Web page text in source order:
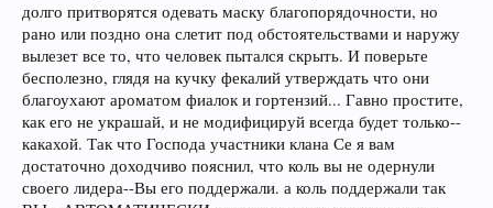
долго притворятся одевать маску благопорядочности, но
рано или поздно она слетит под обстоятельствами и наружу
вылезет все то, что человек пытался скрыть. И поверьте
бесполезно, глядя на кучку фекалий утверждать что они
благоухают ароматом фиалок и гортензий... Гавно простите,
как его не украшай, и не модифицируй всегда будет только--
какахой. Так что Господа участники клана Се я вам
достаточно доходчиво пояснил, что коль вы не одернули
своего лидера--Вы его поддержали. а коль поддержали так